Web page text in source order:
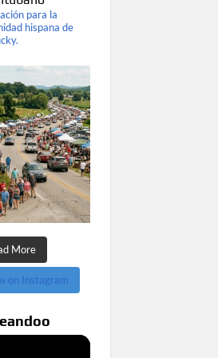
para la
hispana de
More
on Instagram